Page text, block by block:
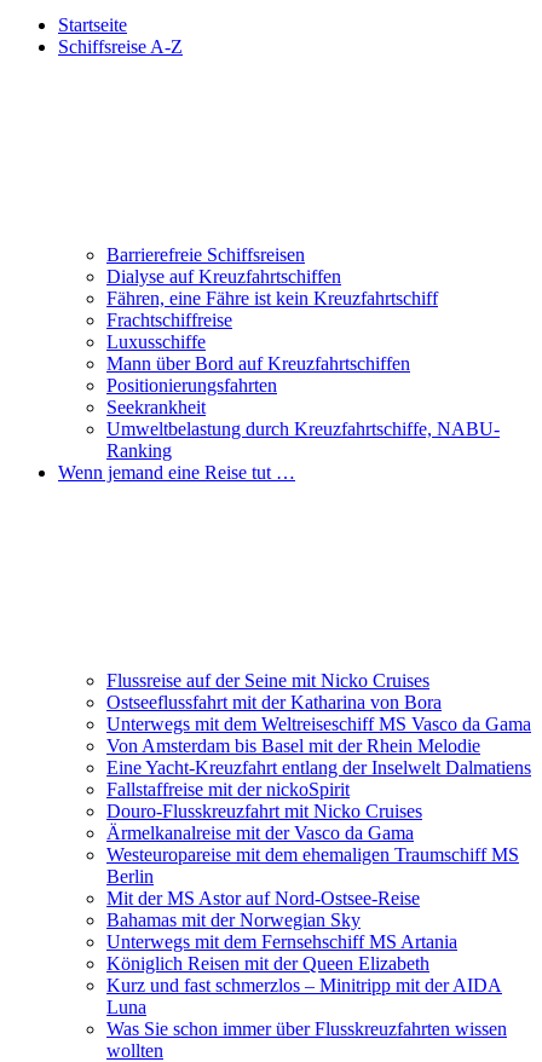
Startseite
Schiffsreise A-Z
Barrierefreie Schiffsreisen
Dialyse auf Kreuzfahrtschiffen
Fähren, eine Fähre ist kein Kreuzfahrtschiff
Frachtschiffreise
Luxusschiffe
Mann über Bord auf Kreuzfahrtschiffen
Positionierungsfahrten
Seekrankheit
Umweltbelastung durch Kreuzfahrtschiffe, NABU-
Ranking
Wenn jemand eine Reise tut …
Flussreise auf der Seine mit Nicko Cruises
Ostseeflussfahrt mit der Katharina von Bora
Unterwegs mit dem Weltreiseschiff MS Vasco da Gama
Von Amsterdam bis Basel mit der Rhein Melodie
Eine Yacht-Kreuzfahrt entlang der Inselwelt Dalmatiens
Fallstaffreise mit der nickoSpirit
Douro-Flusskreuzfahrt mit Nicko Cruises
Ärmelkanalreise mit der Vasco da Gama
Westeuropareise mit dem ehemaligen Traumschiff MS
Berlin
Mit der MS Astor auf Nord-Ostsee-Reise
Bahamas mit der Norwegian Sky
Unterwegs mit dem Fernsehschiff MS Artania
Königlich Reisen mit der Queen Elizabeth
Kurz und fast schmerzlos – Minitripp mit der AIDA
Luna
Was Sie schon immer über Flusskreuzfahrten wissen
wollten